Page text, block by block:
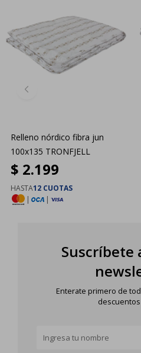
Relleno nórdico fibra jun
100x135 TRONFJELL
$ 2.199
HASTA12 CUOTAS
|
|
Suscríbete
Enterate primero de
descuentos